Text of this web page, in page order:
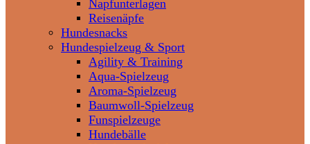
Napfunterlagen
Reisenäpfe
Hundesnacks
Hundespielzeug & Sport
Agility & Training
Aqua-Spielzeug
Aroma-Spielzeug
Baumwoll-Spielzeug
Funspielzeuge
Hundebälle